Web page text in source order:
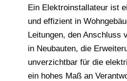
Ein Elektroinstallateur ist
und effizient in
Leitungen, den Anschluss
in Neubauten, die
unverzichtbar für die
ein hohes Maß an